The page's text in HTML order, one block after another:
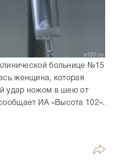
больнице №15
женщина, которая
удар ножом в шею от
ИА «Высота 102».